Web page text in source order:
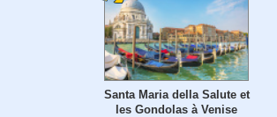
Santa Maria della Salute et
les Gondolas à Venise